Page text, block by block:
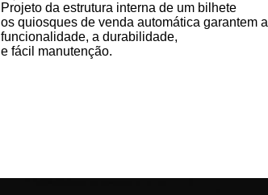
Projeto da estrutura interna de um bilhete
os quiosques de venda automática garantem a
funcionalidade, a durabilidade,
e fácil manutenção.